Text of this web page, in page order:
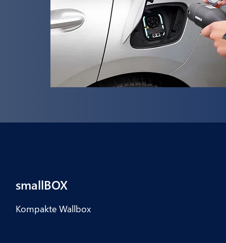
smallBOX
Kompakte Wallbox